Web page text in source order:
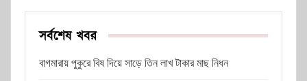
সর্বশেষ খবর
বাগমারায় পুকুরে বিষ দিয়ে সাড়ে তিন লাখ টাকার মাছ নিধন